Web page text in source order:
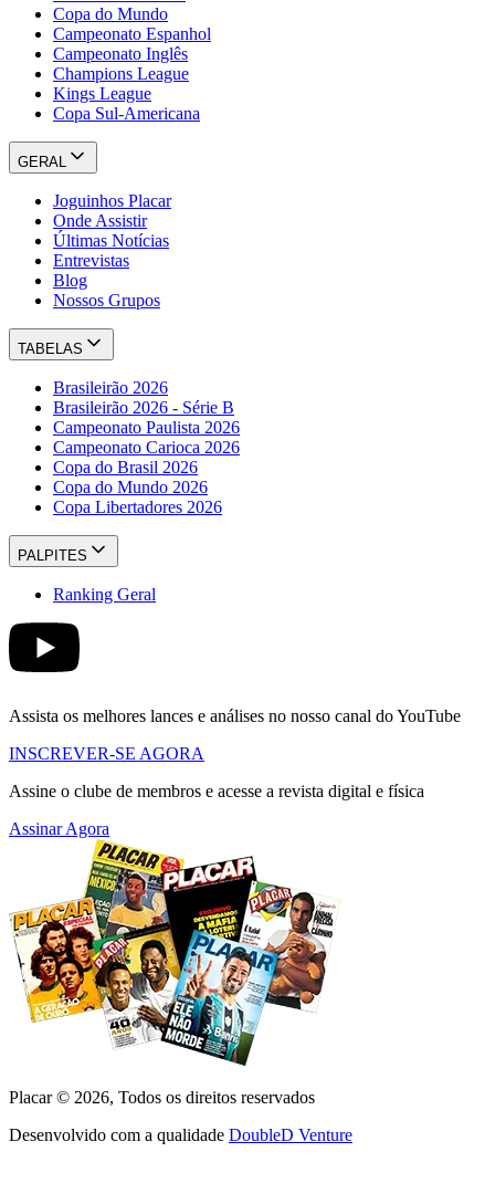
Copa do Mundo
Campeonato Espanhol
Campeonato Inglês
Champions League
Kings League
Copa Sul-Americana
GERAL
Joguinhos Placar
Onde Assistir
Últimas Notícias
Entrevistas
Blog
Nossos Grupos
TABELAS
Brasileirão 2026
Brasileirão 2026 - Série B
Campeonato Paulista 2026
Campeonato Carioca 2026
Copa do Brasil 2026
Copa do Mundo 2026
Copa Libertadores 2026
PALPITES
Ranking Geral
Assista os melhores lances e análises no nosso canal do YouTube
INSCREVER-SE AGORA
Assine o clube de membros e acesse a revista digital e física
Assinar Agora
Placar © 2026, Todos os direitos reservados
Desenvolvido com a qualidade DoubleD Venture